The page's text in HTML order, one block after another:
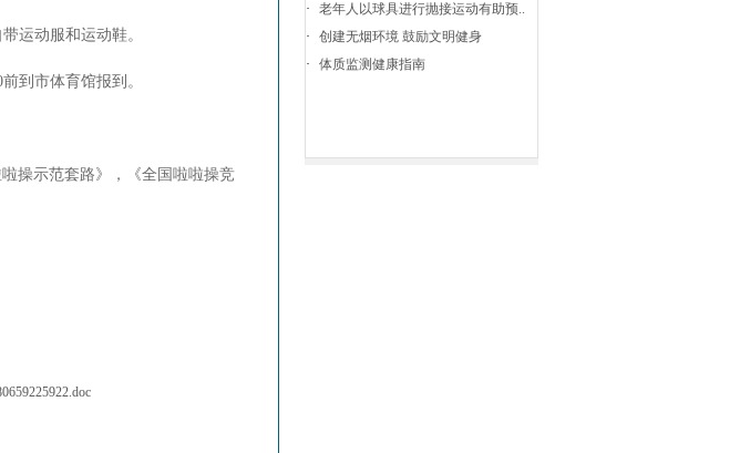
运动服和运动鞋。
前到市体育馆报到。
操示范套路》，《全国啦啦操竞
·
老年人以球具进行抛接运动有助预..
·
创建无烟环境 鼓励文明健身
·
体质监测健康指南